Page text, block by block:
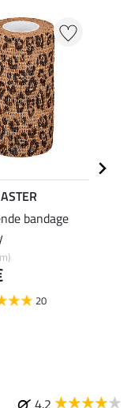
bandage
20
4.2